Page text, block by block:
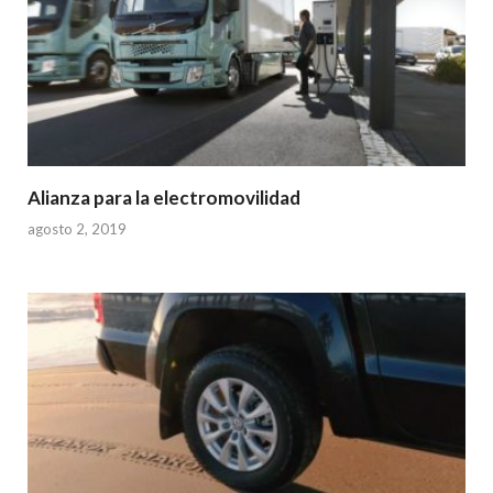
Alianza para la electromovilidad
agosto 2, 2019